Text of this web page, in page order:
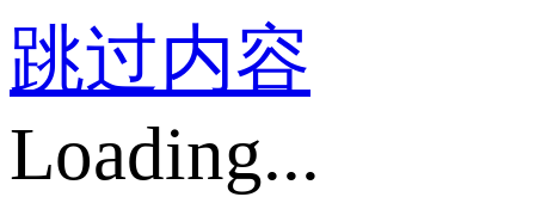
跳过内容
Loading...